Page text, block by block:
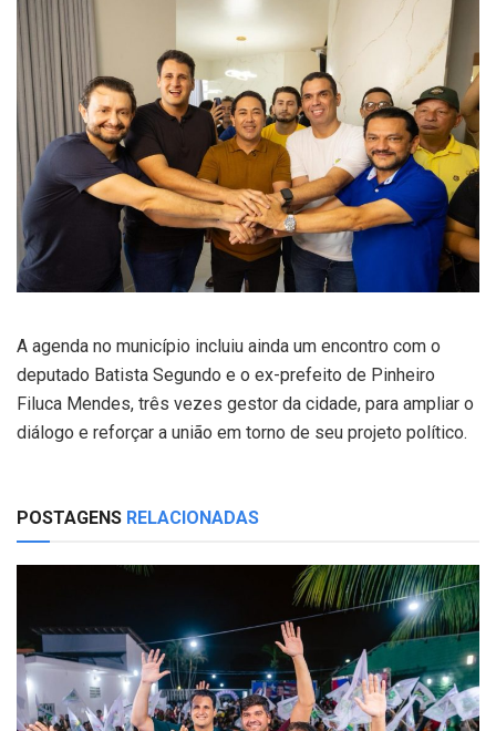
A agenda no município incluiu ainda um encontro com o
deputado Batista Segundo e o ex-prefeito de Pinheiro
Filuca Mendes, três vezes gestor da cidade, para ampliar o
diálogo e reforçar a união em torno de seu projeto político.
POSTAGENS RELACIONADAS